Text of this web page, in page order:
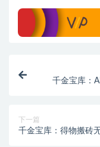
千金宝库：
下一篇
千金宝库：得物搬砖